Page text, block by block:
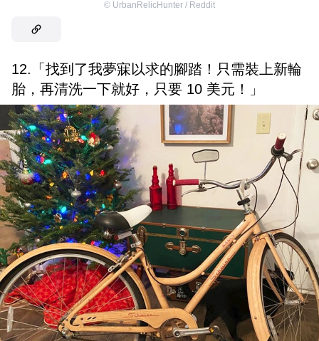
© UrbanRelicHunter / Reddit
12.「找到了我夢寐以求的腳踏！只需裝上新輪
胎，再清洗一下就好，只要 10 美元！」